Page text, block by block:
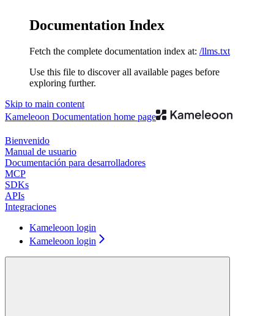
Documentation Index
Fetch the complete documentation index at: /llms.txt
Use this file to discover all available pages before
exploring further.
Skip to main content
Kameleoon Documentation home page
Bienvenido
Manual de usuario
Documentación para desarrolladores
MCP
SDKs
APIs
Integraciones
Kameleoon login
Kameleoon login